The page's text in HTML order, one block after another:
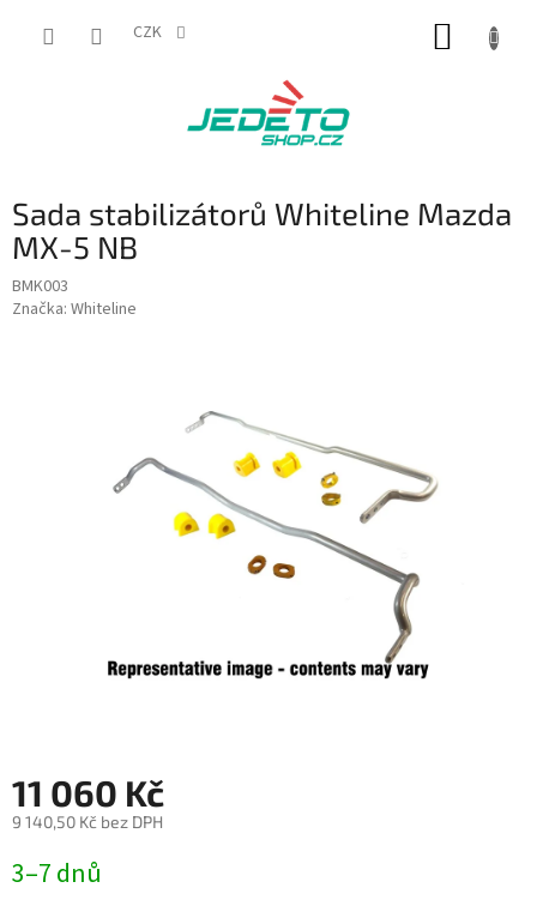
CZK
Sada stabilizátorů Whiteline Mazda
MX-5 NB
BMK003
Značka: Whiteline
11 060 Kč
9 140,50 Kč bez DPH
cena:
3–7 dnů